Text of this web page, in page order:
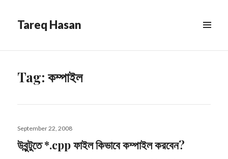
Tareq Hasan
WIDGETS
Tag:কম্পাইল
Posted
September 22, 2008
উবুন্টুতে *.cpp ফাইল কিভাবে কম্পাইল করবেন?